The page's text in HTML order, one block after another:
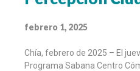
febrero 1, 2025
Chía, febrero de 2025 – El
Programa Sabana Centro